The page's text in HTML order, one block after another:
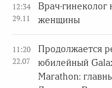
12:34
29.11
Врач-гинеколог
женщины
11:20
22.07
Продолжается
юбилейный
Marathon: